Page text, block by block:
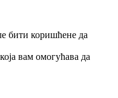
бити коришћене да
вам омогућава да